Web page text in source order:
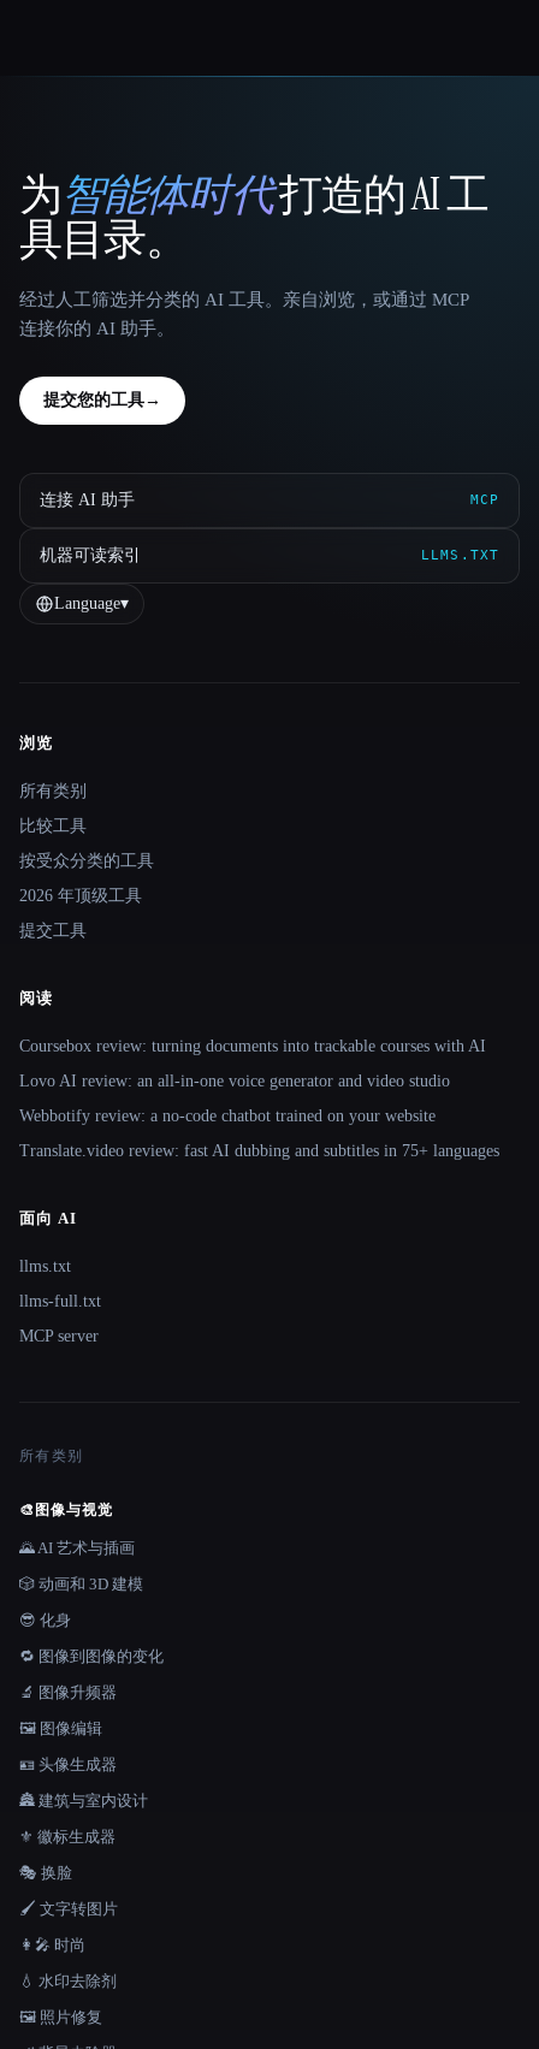
That AI Collection
为智能体时代打造的 AI 工
具目录。
经过人工筛选并分类的 AI 工具。亲自浏览，或通过 MCP
连接你的 AI 助手。
提交您的工具→
连接 AI 助手 MCP
机器可读索引 LLMS.TXT
Language▾
Site navigation
浏览
所有类别
比较工具
按受众分类的工具
2026 年顶级工具
提交工具
阅读
Coursebox review: turning documents into trackable courses with AI
Lovo AI review: an all-in-one voice generator and video studio
Webbotify review: a no-code chatbot trained on your website
Translate.video review: fast AI dubbing and subtitles in 75+ languages
面向 AI
llms.txt
llms-full.txt
MCP server
所有类别
🎨 图像与视觉
🌄 AI 艺术与插画
🎲 动画和 3D 建模
😎 化身
🔁 图像到图像的变化
🔬 图像升频器
🖼️ 图像编辑
🪪 头像生成器
🏯 建筑与室内设计
⚜️ 徽标生成器
🎭 换脸
🖌️ 文字转图片
👩‍🎤 时尚
💧 水印去除剂
🖼️ 照片修复